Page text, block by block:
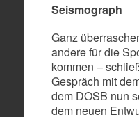
Seismograph
Ganz
andere für die
kommen –
Gespräch mit
dem DOSB nun
dem neuen